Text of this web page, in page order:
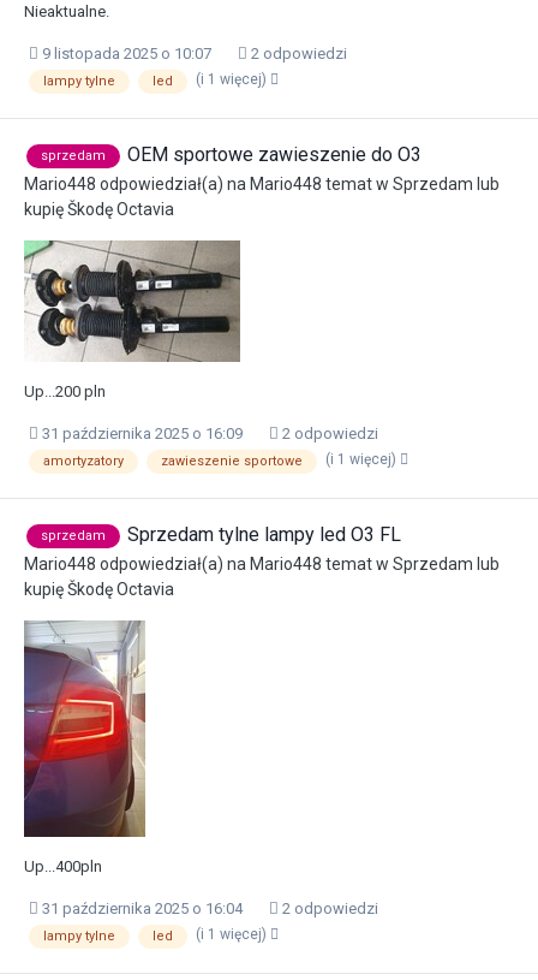
Nieaktualne.
9 listopada 2025 o 10:07 2 odpowiedzi
lampy tylne led (i 1 więcej)
sprzedam OEM sportowe zawieszenie do O3
Mario448 odpowiedział(a) na Mario448 temat w Sprzedam lub
kupię Škodę Octavia
Up...200 pln
31 października 2025 o 16:09 2 odpowiedzi
amortyzatory zawieszenie sportowe (i 1 więcej)
sprzedam Sprzedam tylne lampy led O3 FL
Mario448 odpowiedział(a) na Mario448 temat w Sprzedam lub
kupię Škodę Octavia
Up...400pln
31 października 2025 o 16:04 2 odpowiedzi
lampy tylne led (i 1 więcej)